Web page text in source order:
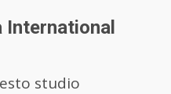
International
studio